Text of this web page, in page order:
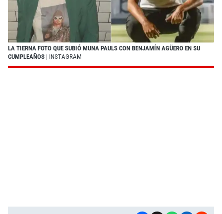
LA TIERNA FOTO QUE SUBIÓ MUNA PAULS CON BENJAMÍN AGÜERO EN SU
CUMPLEAÑOS | INSTAGRAM